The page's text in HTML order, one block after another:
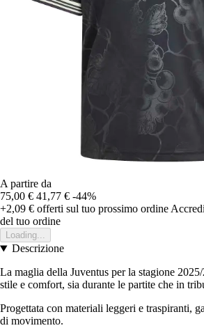
A partire da
75,00 € 41,77 € -44%
+2,09 € offerti sul tuo prossimo ordine
del tuo ordine
Loading...
Descrizione
La maglia della Juventus per la stagione
stile e comfort, sia durante le partite che in
Progettata con materiali leggeri e traspiranti,
di movimento.